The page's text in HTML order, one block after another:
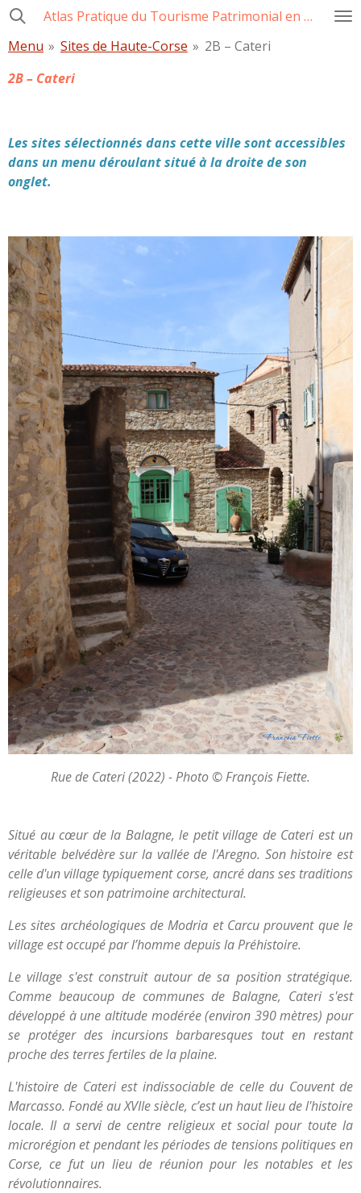
Passer
contenu
principal
Atlas Pratique du Tourisme Patrimonial en Corse
Menu » Sites de Haute-Corse » 2B – Cateri
2B – Cateri
Les sites sélectionnés dans cette ville sont accessibles
dans un menu déroulant situé à la droite de son
onglet.
Rue de Cateri (2022) - Photo © François Fiette.
Situé au cœur de la Balagne, le petit village de Cateri est un
véritable belvédère sur la vallée de l'Aregno. Son histoire est
celle d'un village typiquement corse, ancré dans ses traditions
religieuses et son patrimoine architectural.
Les sites archéologiques de Modria et Carcu prouvent que le
village est occupé par l’homme depuis la Préhistoire.
Le village s'est construit autour de sa position stratégique.
Comme beaucoup de communes de Balagne, Cateri s'est
développé à une altitude modérée (environ 390 mètres) pour
se protéger des incursions barbaresques tout en restant
proche des terres fertiles de la plaine.
L'histoire de Cateri est indissociable de celle du Couvent de
Marcasso. Fondé au XVIIe siècle, c’est un haut lieu de l'histoire
locale. Il a servi de centre religieux et social pour toute la
microrégion et pendant les périodes de tensions politiques en
Corse, ce fut un lieu de réunion pour les notables et les
révolutionnaires.